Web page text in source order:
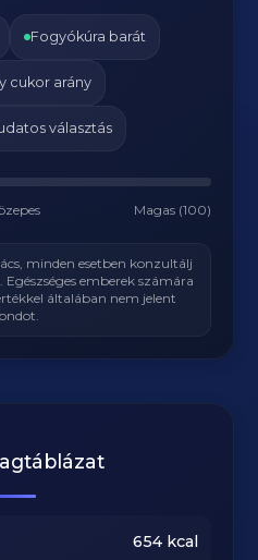
Fogyókúra barát
cukor arány
választás
Magas (100)
minden esetben konzultálj
emberek számára
általában nem jelent
654kcal